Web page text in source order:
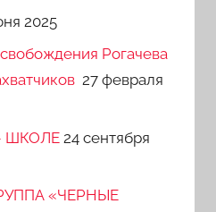
2025
Рогачева
27 февраля
ШКОЛЕ 24 сентября
«ЧЕРНЫЕ